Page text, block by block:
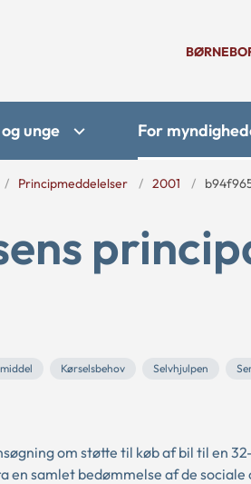
unge For
Principmeddelelser 2001
Kørselsbehov Selvhjulpen
om støtte til køb af bil til en
en samlet bedømmelse af de